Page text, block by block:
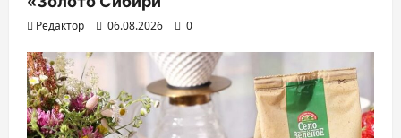
Редактор 06.08.2026 0